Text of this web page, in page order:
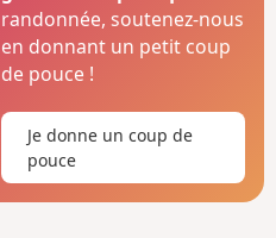
randonnée, soutenez-nous
en donnant un petit coup
de pouce !
Je donne un coup de
pouce